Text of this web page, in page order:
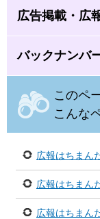
広告掲載・広
バックナンバ
このペ
こんな
広報はちまん
広報はちまん
広報はちまん